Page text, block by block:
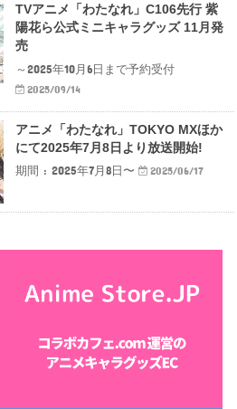
TVアニメ「わたなれ」C106先行 紫
陽花ら公式ミニキャラグッズ 11月発
売
～2025年10月6日まで予約受付
2025/09/14
アニメ「わたなれ」TOKYO MXほか
にて2025年7月8日より放送開始!
期間 : 2025年7月8日〜
2025/06/17